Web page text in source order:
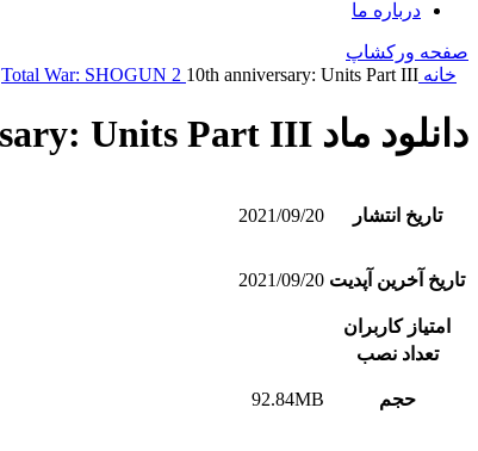
درباره ما
صفحه ورکشاپ
خانه
Total War: SHOGUN 2 10th anniversary: Units Part III
دانلود ماد 10th anniversary: Units Part III
تاریخ انتشار 2021/09/20
تاریخ آخرین آپدیت 2021/09/20
امتیاز کاربران
تعداد نصب
حجم 92.84MB